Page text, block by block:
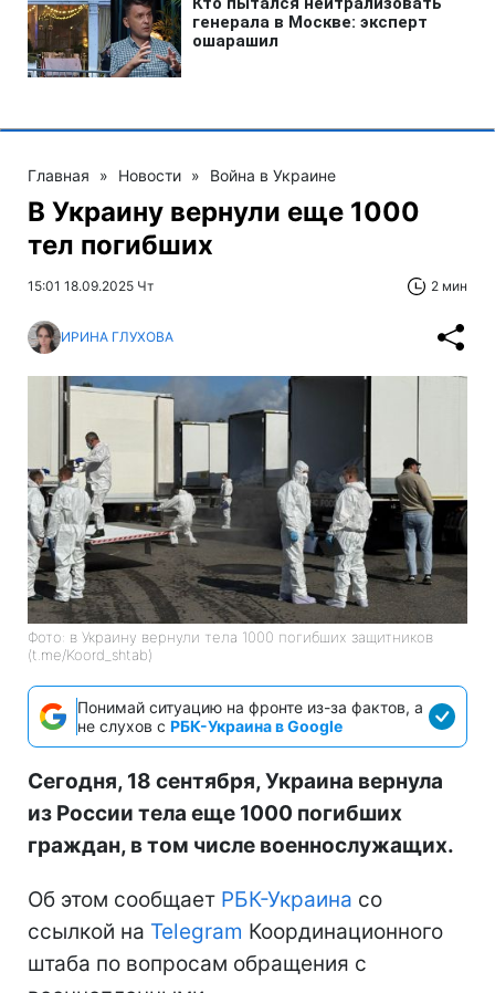
Главная » Новости » Война в Украине
В Украину вернули еще 1000
тел погибших
15:01 18.09.2025 Чт 2 мин
ИРИНА ГЛУХОВА
Фото: в Украину вернули тела 1000 погибших защитников
(t.me/Koord_shtab)
Понимай ситуацию на фронте из-за фактов, а
не слухов с РБК-Украина в Google
Сегодня, 18 сентября, Украина вернула
из России тела еще 1000 погибших
граждан, в том числе военнослужащих.
Об этом сообщает РБК-Украина со
ссылкой на Telegram Координационного
штаба по вопросам обращения с